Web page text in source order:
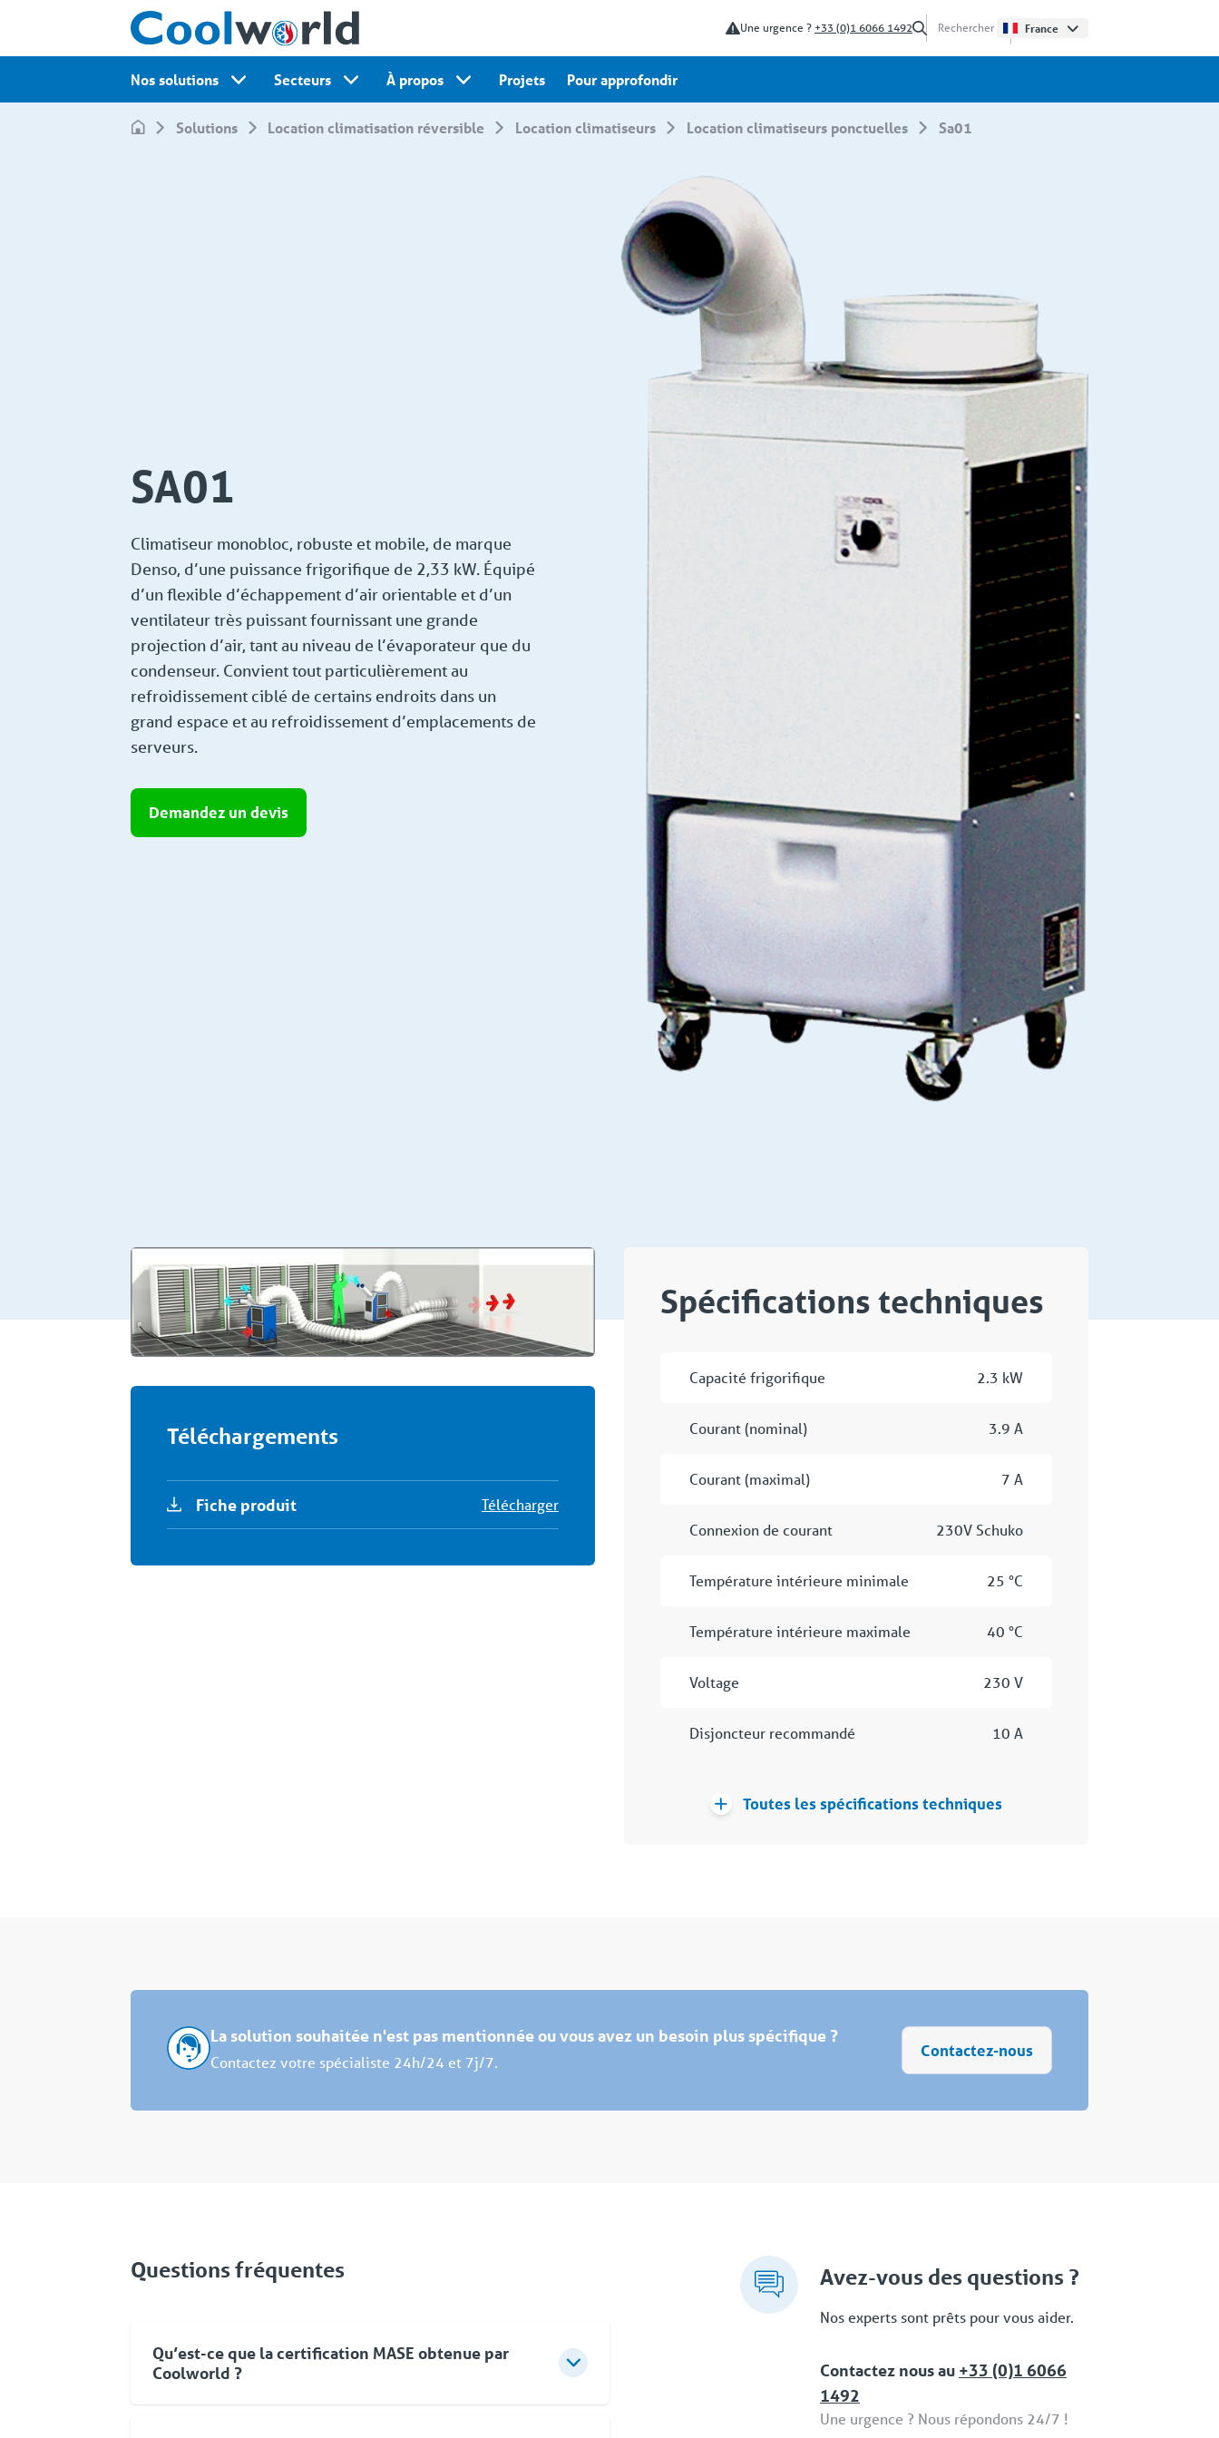
Une urgence ? +33 (0)1 6066 1492 France
Nos solutions Secteurs À propos Projets Pour approfondir
Solutions Location climatisation réversible Location climatiseurs Location climatiseurs ponctuelles sa01
SA01
Climatiseur monobloc, robuste et mobile, de marque
Denso, d’une puissance frigorifique de 2,33 kW. Équipé
d’un flexible d’échappement d’air orientable et d’un
ventilateur très puissant fournissant une grande
projection d’air, tant au niveau de l’évaporateur que du
condenseur. Convient tout particulièrement au
refroidissement ciblé de certains endroits dans un
grand espace et au refroidissement d’emplacements de
serveurs.
Demandez un devis
Téléchargements
Fiche produit Télécharger
Spécifications techniques
Capacité frigorifique 2.3 kW
Courant (nominal) 3.9 A
Courant (maximal) 7 A
Connexion de courant 230V Schuko
Température intérieure minimale 25 °C
Température intérieure maximale 40 °C
Voltage 230 V
Disjoncteur recommandé 10 A
Toutes les spécifications techniques
La solution souhaitée n'est pas mentionnée ou vous avez un besoin plus spécifique ?
Contactez votre spécialiste 24h/24 et 7j/7.
Contactez-nous
Questions fréquentes
Qu’est-ce que la certification MASE obtenue par
Coolworld ?
Avez-vous des questions ?
Nos experts sont prêts pour vous aider.
Contactez nous au +33 (0)1 6066
1492
Une urgence ? Nous répondons 24/7 !